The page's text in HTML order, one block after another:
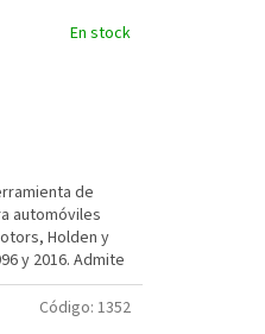
En stock
de
automóviles
Holden y
y 2016. Admite
Código: 1352